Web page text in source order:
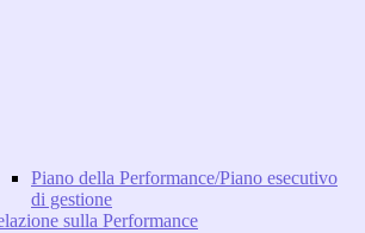
Piano della Performance/Piano esecutivo
di gestione
sulla Performance